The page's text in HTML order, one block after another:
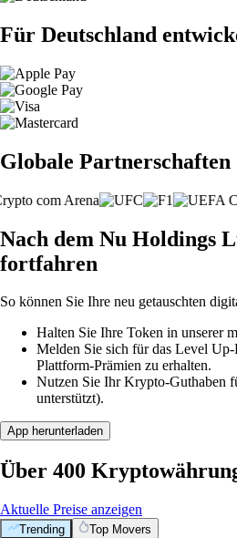
Für Deutschland
Globale Partnerschaften
Nach dem Nu Holdings
fortfahren
So können Sie Ihre neu getauschten
Halten Sie Ihre Token in unserer
Melden Sie sich für das Level
Plattform-Prämien zu erhalten.
Nutzen Sie Ihr Krypto-Guthaben
unterstützt).
App herunterladen
Über 400
Aktuelle Preise anzeigen
Trending Top Movers